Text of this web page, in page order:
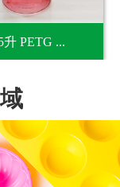
升 PETG ...